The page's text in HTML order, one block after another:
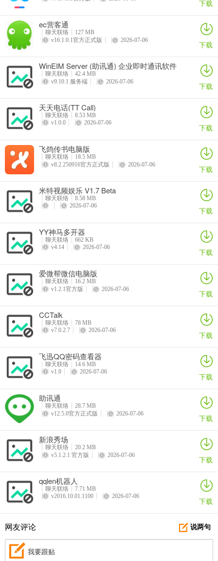
5.你可以使用微信摇一摇功能
6. QQ浏览器微信版，对于图片、文字、链接，以及文档等资料
的分享，可通过拖拽实现。
7. 微信主界面以侧边栏形式展示聊天联系人，与网页左右并存。
1、朋友圈，跟朋友们分享生活点滴。
3、公众帐号，用微信关注明星、看新闻、设提醒…
4、游戏中心，和朋友们一起在微信玩游戏。
5、表情商店，有趣好玩的表情在这里。
6、可以发语音、文字消息、表情、图片、视频。30m流量可以收
【软件截图】
下载
ec营客通
聊天联络
127 MB
v16.1.0.1官方正式版
2026-07-06 下载
WinEIM Server (助讯通) 企业即时通讯软件
聊天联络
42.4 MB
v9.10.1 服务端
2026-07-06 下载
天天电话(TT Call)
聊天联络
8.53 MB
v1.0.0
2026-07-06 下载
飞鸽传书电脑版
聊天联络
18.5 MB
v8.2.250916官方正式版
2026-07-06 下载
米特视频娱乐 V1.7 Beta
聊天联络
8.58 MB
2026-07-06
下载
YY神马多开器
聊天联络
662 KB
v4.14
2026-07-06 下载
爱微帮微信电脑版
聊天联络
16.2 MB
v1.2.1官方版
2026-07-06 下载
CCTalk
聊天联络
78 MB
v7.0.2.7
2026-07-06 下载
飞迅QQ密码查看器
聊天联络
14.6 MB
v1.0
2026-07-06 下载
助讯通
聊天联络
28.7 MB
v12.5.0官方正式版
2026-07-06 下载
新浪秀场
聊天联络
20.2 MB
v5.1.2.1 官方版
2026-07-06 下载
qqlen机器人
聊天联络
7.71 MB
v2016.10.01.1100
2026-07-06 下载
说两句
网友评论
我要跟贴